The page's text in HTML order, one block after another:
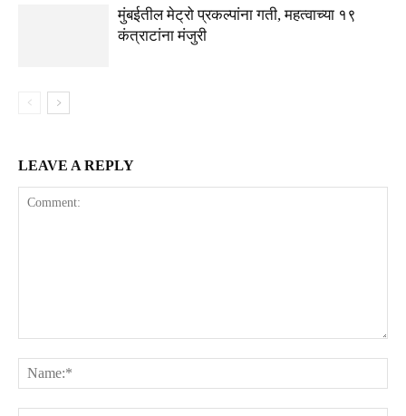
मुंबईतील मेट्रो प्रकल्पांना गती, महत्वाच्या १९
कंत्राटांना मंजुरी
LEAVE A REPLY